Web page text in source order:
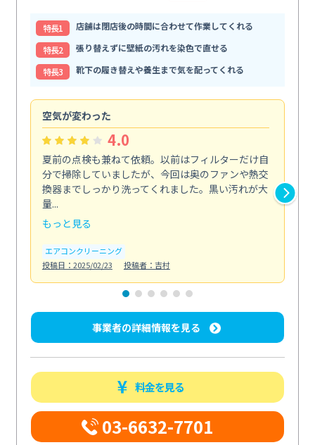
特⻑1
店舗は閉店後の時間に合わせて作業してくれる
特⻑2
張り替えずに壁紙の汚れを染色で直せる
特⻑3
靴下の履き替えや養生まで気を配ってくれる
空気が変わった
4.0
夏前の点検も兼ねて依頼。以前はフィルターだけ自
分で掃除していましたが、今回は奥のファンや熱交
換器までしっかり洗ってくれました。黒い汚れが大
量...
もっと見る
エアコンクリーニング
投稿日：2025/02/23
投稿者：吉村
事業者の詳細情報を見る
料金を見る
03-6632-7701